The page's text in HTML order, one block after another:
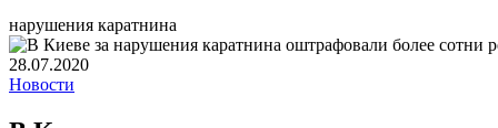
нарушения каратнина
28.07.2020
Новости